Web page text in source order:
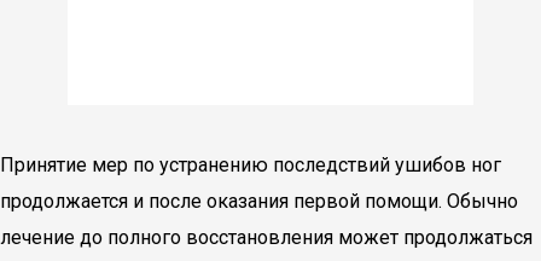
Принятие мер по устранению последствий ушибов ног
продолжается и после оказания первой помощи. Обычно
лечение до полного восстановления может продолжаться